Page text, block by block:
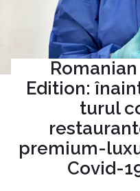
Edition:
turul
premium-
Covid-